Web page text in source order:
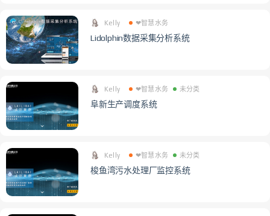
Kelly ❤智慧水务
Lidolphin数据采集分析系统
Kelly ❤智慧水务 未分类
阜新生产调度系统
Kelly ❤智慧水务 未分类
梭鱼湾污水处理厂监控系统